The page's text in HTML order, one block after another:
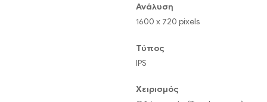
Ανάλυση
1600 x 720 pixels
Τύπος
IPS
Χειρισμός